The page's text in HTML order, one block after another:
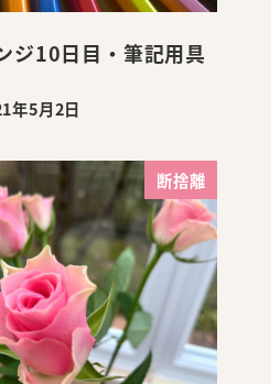
ジ10日目・筆記用具
日
年5月2日
断捨離